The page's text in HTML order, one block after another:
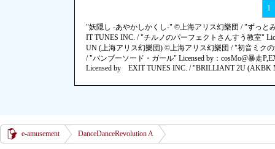
1
"妖隠し -あやかしかくし-" ©上海アリス幻樂団 / "ずっと
IT TUNES INC. / "チルノのパーフェクトさんすう教室"
UN (上海アリス幻樂団) ©上海アリス幻樂団 / "初音ミクの
/ "バンブーソード・ガール" Licensed by：cosMo@暴走
Licensed by EXIT TUNES INC. / "BRILLIANT 2U (AKBK
e-amusement DanceDanceRevolution A